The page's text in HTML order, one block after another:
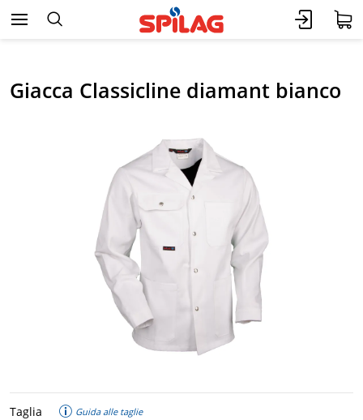
Giacca Classicline diamant bianco
Taglia Guida alle taglie